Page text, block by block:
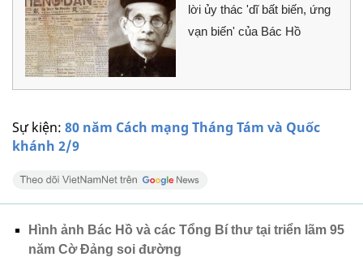
Sự kiện: 80 năm Cách mạng Tháng Tám và Quốc
khánh 2/9
lời ủy thác 'dĩ bất biến, ứng
vạn biến' của Bác Hồ
Hình ảnh Bác Hồ và các Tổng Bí thư tại triển lãm 95
năm Cờ Đảng soi đường